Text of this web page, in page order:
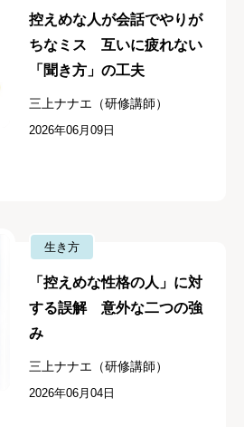
控えめな人が会話でやりが
ちなミス 互いに疲れない
「聞き方」の工夫
三上ナナエ（研修講師）
2026年06月09日
生き方
「控えめな性格の人」に対
する誤解 意外な二つの強
み
三上ナナエ（研修講師）
2026年06月04日